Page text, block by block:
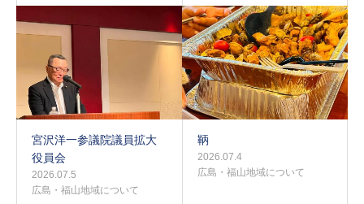
宮沢洋一参議院議員拡大
役員会
2026.07.5
広島・福山地域について
鞆
2026.07.4
広島・福山地域について